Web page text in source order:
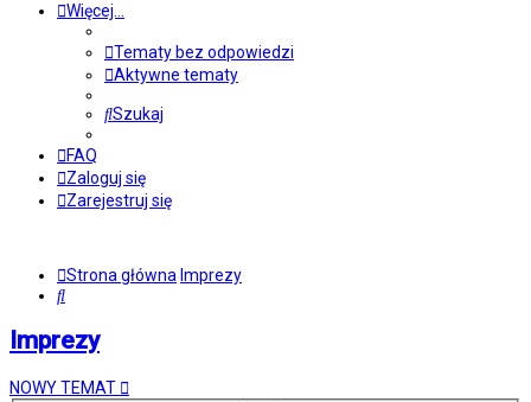
Więcej…
Tematy bez odpowiedzi
Aktywne tematy
Szukaj
FAQ
Zaloguj się
Zarejestruj się
Strona główna Imprezy
Szukaj
Imprezy
NOWY TEMAT